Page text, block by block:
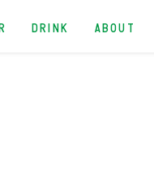
DRINK ABOUT